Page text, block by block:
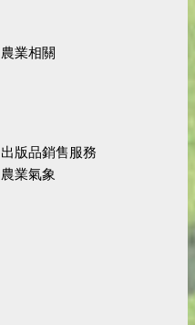
農業相關
出版品銷售服務
農業氣象